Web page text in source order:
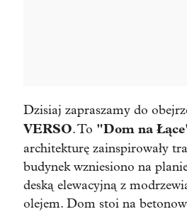
Dzisiaj zapraszamy do
VERSO. To "Dom na
architekturę zainspirowały
budynek wzniesiono na
deską elewacyjną z
olejem. Dom stoi na